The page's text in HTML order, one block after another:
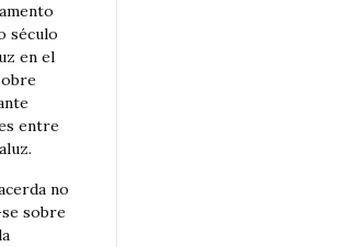
século
en el
entre
no
sobre